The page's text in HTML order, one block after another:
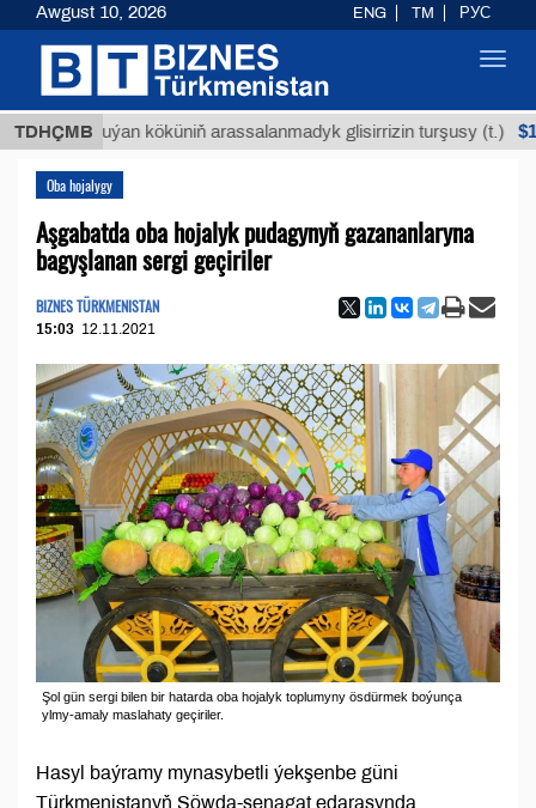
TDHÇMB
Buýan köküniň arassalanmadyk glisirrizin turşusy (t.) $12935,18
Oba hojalygy
Aşgabatda oba hojalyk pudagynyň gazananlaryna
bagyşlanan sergi geçiriler
BIZNES TÜRKMENISTAN
15:03 12.11.2021
Şol gün sergi bilen bir hatarda oba hojalyk toplumyny ösdürmek boýunça
ylmy-amaly maslahaty geçiriler.
Hasyl baýramy mynasybetli ýekşenbe güni
Türkmenistanyň Söwda-senagat edarasynda
Awgust 10, 2026 ENG TM РУС